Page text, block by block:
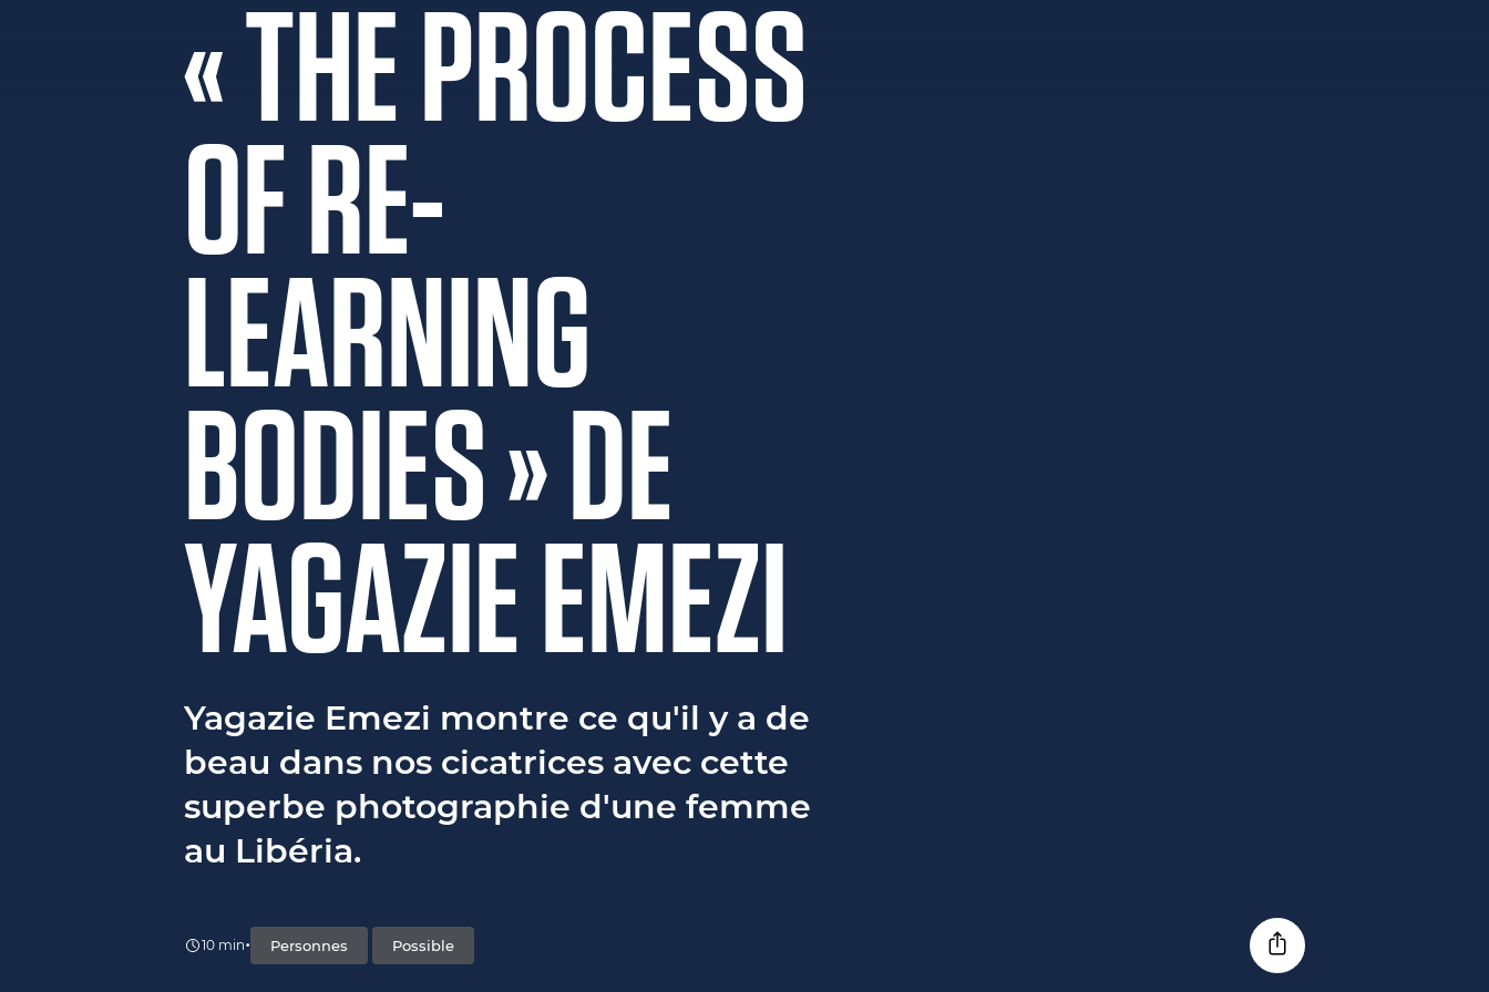
« THE PROCESS
OF RE-
LEARNING
BODIES » DE
YAGAZIE EMEZI
Yagazie Emezi montre ce qu'il y a de
beau dans nos cicatrices avec cette
superbe photographie d'une femme
au Libéria.
10 min• Personnes Possible